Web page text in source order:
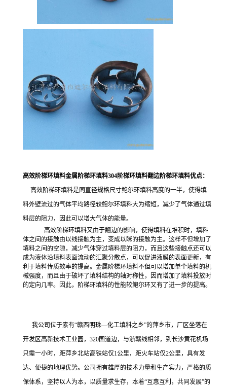
高效阶梯环填料金属阶梯环填料304阶梯环填料翻边阶梯环填料优点：
高效阶梯环填料是同直径规格尺寸鲍尔环填料高度的一半，使得填
料外壁流过的气体平均路径较鲍尔环填料大为缩短，减少了气体通过填
料层的阻力，因此可以增大气体的能量。
高效阶梯环填料又由于翻边的影响，使得填料在堆积时，填料
体之间的接触由以线接触为主，变成以眯的接触为主。这样不但增加了
填料之间的空隙，减少气体穿过填料层的阻力，而且这些接触点还可以
成为液体沿填料表面流动的汇聚分散点，可以促进液膜的表面更新，有
利于填料传质效率的提高。金属阶梯环填料不但可以增加单个填料的机
械强度，而且由于破坏了填料结构的轴对称性，因而增加了填料投放时
的定向几率。因此，阶梯环填料的性能较鲍尔环又有了进一步的提高。
我公司位于素有“赣西明珠—化工填料之乡”的萍乡市，厂区坐落在
开发区高新技术工业园， 320国道边，与浙赣线相邻，到长沙黄花机场
只需一小时，距萍乡北站高铁站仅1公里，距火车站仅2公里，具有发
达、便捷的地理优势。公司拥有雄厚的技术力量和生产实力，严格的质
保体系，坚持以人为本，以质量求生存，本着“互惠互利，共同发展”的